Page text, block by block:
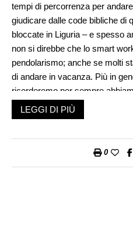
tempi di percorrenza per
giudicare dalle code bibliche di
bloccate in Liguria – e spesso
non si direbbe che lo smart
pendolarismo; anche se molti
di andare in vacanza. Più in
ricorderemo per sempre
europei – sperimentato nuove
siamo resi conto che molte
Tuttavia, parlare con un
LEGGI DI PIÙ
0